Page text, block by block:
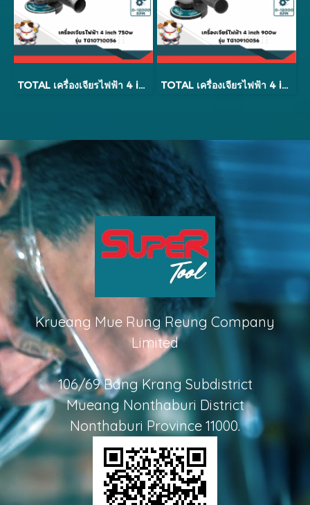
TOTAL เครื่องเจียรไฟฟ้า 4 inch 750 w รุ่น TG10710056 TOTAL เครื่องเจียรไฟฟ้า 4 inch 900w(งานหนัก) รุ่น TG10910056
Krueang Mue Rung Reung Company
Limited
106/69 Bang Krang Subdistrict
Mueang Nonthaburi District
Nonthaburi Province 11000.